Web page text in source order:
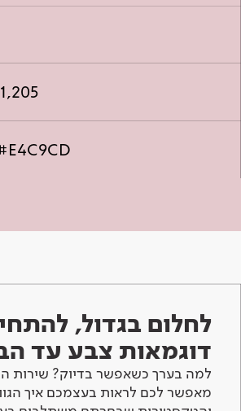
לחלום בגדול,
דוגמאות צבע עד
למה בערך כשאפשר בדיוק? שירות
מאפשר לכם לראות בעצמכם איך